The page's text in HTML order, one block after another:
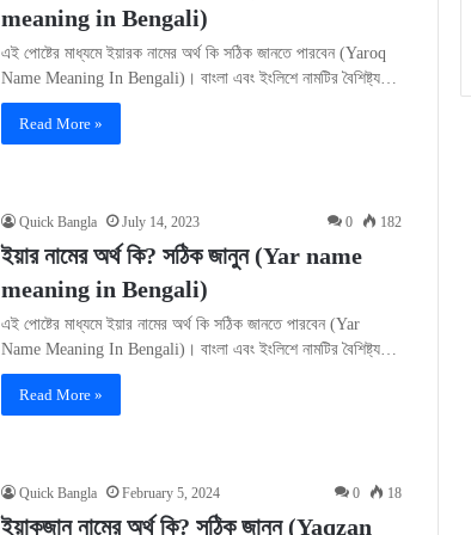
meaning in Bengali)
এই পোষ্টের মাধ্যমে ইয়ারক নামের অর্থ কি সঠিক জানতে পারবেন (Yaroq
Name Meaning In Bengali)। বাংলা এবং ইংলিশে নামটির বৈশিষ্ট্য…
Read More »
Quick Bangla July 14, 2023 0 182
ইয়ার নামের অর্থ কি? সঠিক জানুন (Yar name
meaning in Bengali)
এই পোষ্টের মাধ্যমে ইয়ার নামের অর্থ কি সঠিক জানতে পারবেন (Yar
Name Meaning In Bengali)। বাংলা এবং ইংলিশে নামটির বৈশিষ্ট্য…
Read More »
Quick Bangla February 5, 2024 0 18
ইয়াকজান নামের অর্থ কি? সঠিক জানুন (Yaqzan